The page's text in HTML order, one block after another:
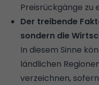
Preisrückgänge zu
Der treibende
sondern die
In diesem Sinne
ländlichen
verzeichnen,